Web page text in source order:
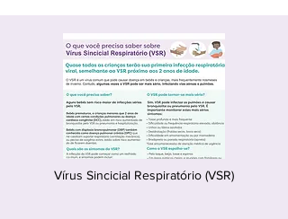
Vírus Sincicial Respiratório (VSR)